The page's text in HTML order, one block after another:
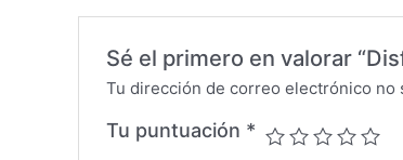
Sé el primero en valorar
Tu dirección de correo electrónico no
Tu puntuación *